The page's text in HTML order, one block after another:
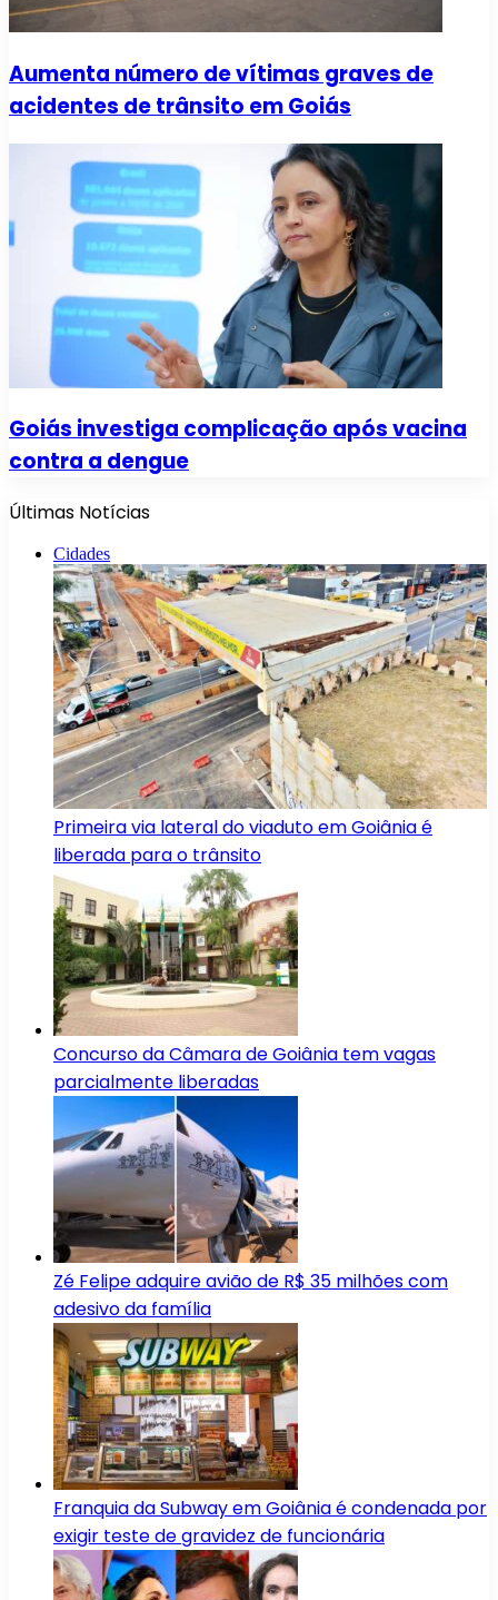
Aumenta número de vítimas graves de
acidentes de trânsito em Goiás
Goiás investiga complicação após vacina
contra a dengue
Últimas Notícias
Cidades
Primeira via lateral do viaduto em Goiânia é
liberada para o trânsito
Concurso da Câmara de Goiânia tem vagas
parcialmente liberadas
Zé Felipe adquire avião de R$ 35 milhões com
adesivo da família
Franquia da Subway em Goiânia é condenada por
exigir teste de gravidez de funcionária